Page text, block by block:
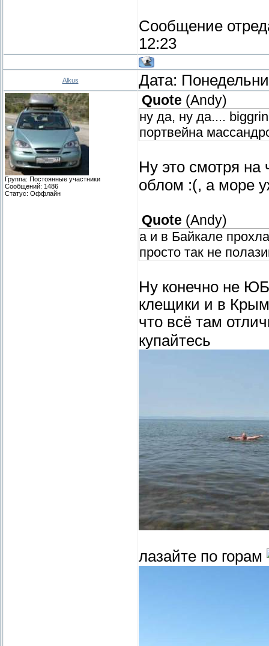
Сообщение
12:23
Alkus Дата:
Группа: Постоянные участники
Сообщений: 1486
Статус: Оффлайн
Quote (Andy)
ну да, ну да....
портвейна
Ну это смотря на
облом :(, а море
Quote (Andy)
а и в Байкале
просто так не
Ну конечно не
клещики и в
что всё там
купайтесь
лазайте по горам